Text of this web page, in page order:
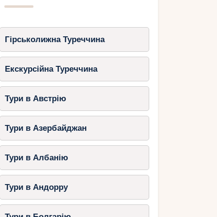
Гірськолижна Туреччина
Екскурсійна Туреччина
Тури в Австрію
Тури в Азербайджан
Тури в Албанію
Тури в Андорру